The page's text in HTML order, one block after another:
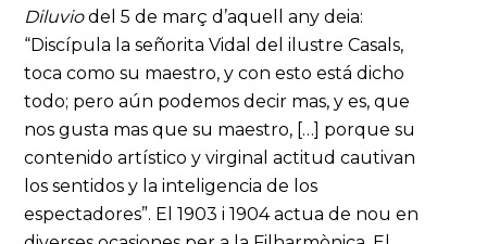
Diluviodel 5 de març d’aquell any deia:
“Discípula la señorita Vidal del ilustre Casals,
toca como su maestro, y con esto está dicho
todo; pero aún podemos decir mas, y es, que
nos gusta mas que su maestro, […] porque su
contenido artístico y virginal actitud cautivan
los sentidos y la inteligencia de los
espectadores”. El 1903 i 1904 actua de nou en